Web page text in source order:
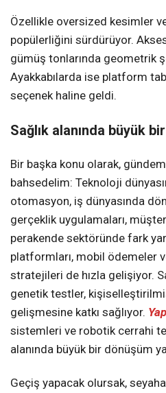
Özellikle oversized kesimler
popülerliğini sürdürüyor.
gümüş tonlarında geometrik
Ayakkabılarda ise platform
seçenek haline geldi.
Sağlık alanında büyük
Bir başka konu olarak,
bahsedelim: Teknoloji
otomasyon, iş dünyasında
gerçeklik uygulamaları,
perakende sektöründe fark
platformları, mobil ödemeler
stratejileri de hızla gelişiyor.
genetik testler,
gelişmesine katkı sağlıyor.
sistemleri ve robotik cerrahi
alanında büyük bir dönüşüm
Geçiş yapacak olursak,